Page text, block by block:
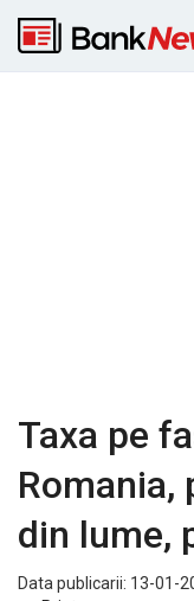
Taxa pe
Romania,
din lume,
Data publicarii: 13-01-